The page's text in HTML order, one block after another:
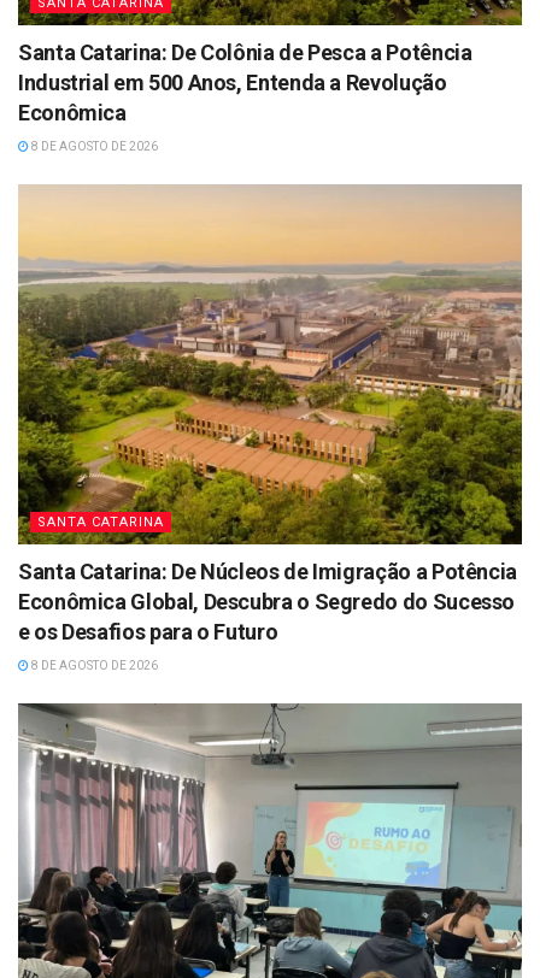
SANTA CATARINA
Santa Catarina: De Colônia de Pesca a Potência
Industrial em 500 Anos, Entenda a Revolução
Econômica
8 DE AGOSTO DE 2026
SANTA CATARINA
Santa Catarina: De Núcleos de Imigração a Potência
Econômica Global, Descubra o Segredo do Sucesso
e os Desafios para o Futuro
8 DE AGOSTO DE 2026